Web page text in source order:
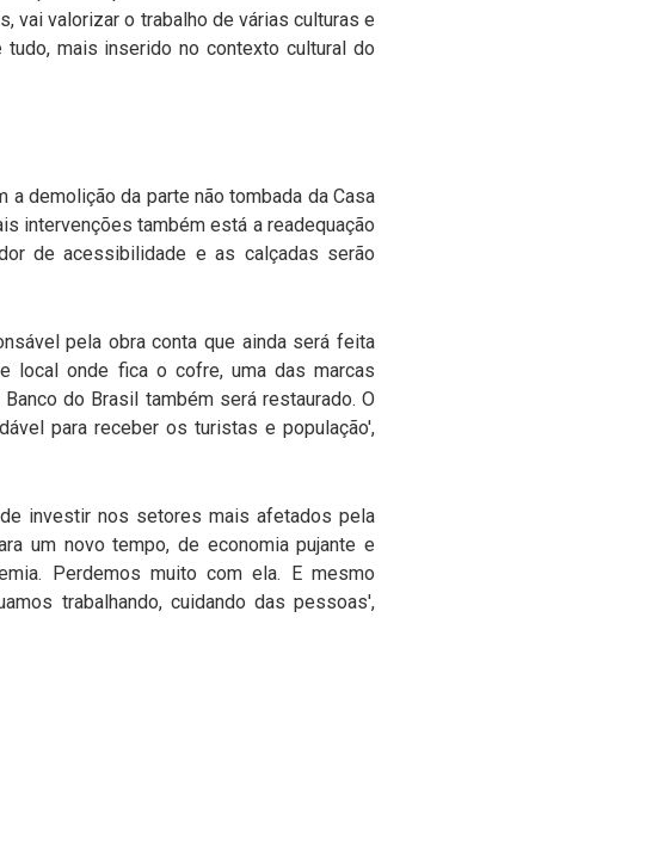
vai valorizar o trabalho de várias culturas e
mais inserido no contexto cultural do
demolição da parte não tombada da Casa
intervenções também está a readequação
de acessibilidade e as calçadas serão
pela obra conta que ainda será feita
local onde fica o cofre, uma das marcas
do Brasil também será restaurado. O
para receber os turistas e população',
de investir nos setores mais afetados pela
um novo tempo, de economia pujante e
Perdemos muito com ela. E mesmo
trabalhando, cuidando das pessoas',